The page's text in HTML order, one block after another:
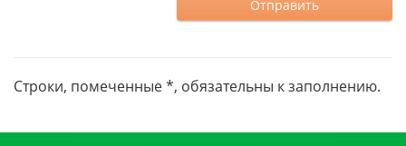
Строки, помеченные *, обязательны к заполнению.